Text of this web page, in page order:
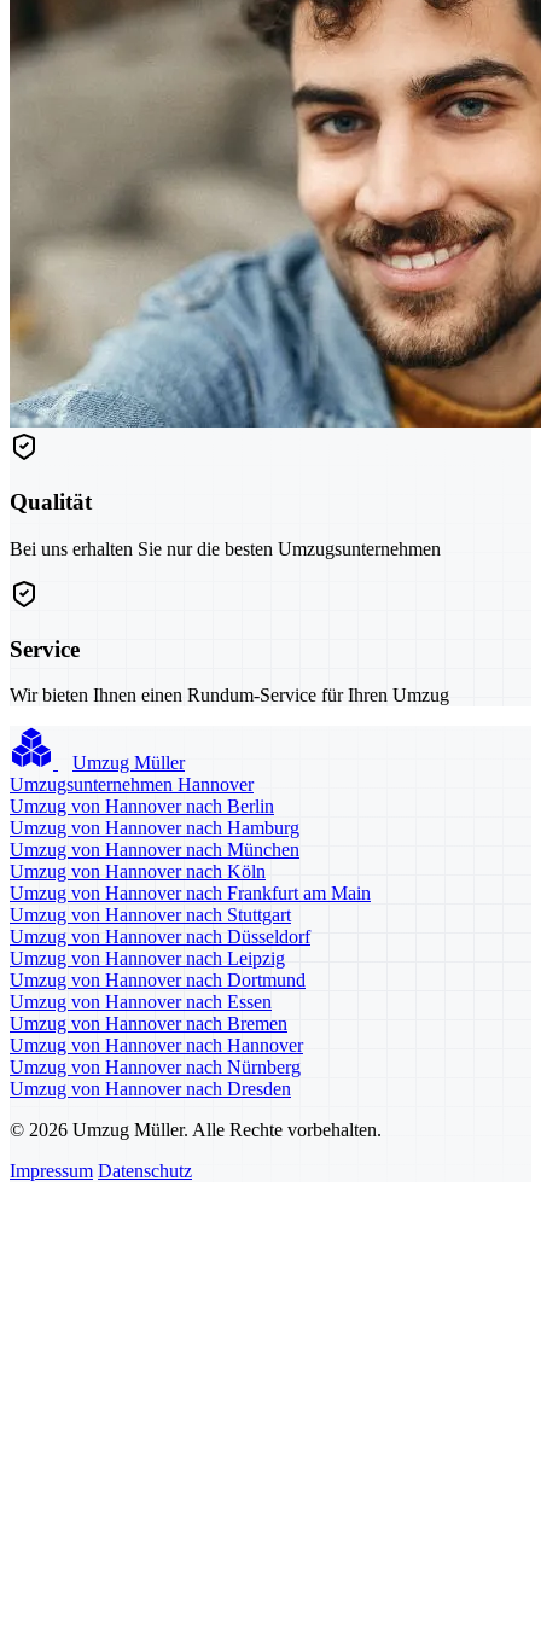
Qualität
Bei uns erhalten Sie nur die besten Umzugsunternehmen
Service
Wir bieten Ihnen einen Rundum-Service für Ihren Umzug
Umzug Müller
Umzugsunternehmen Hannover
Umzug von Hannover nach Berlin
Umzug von Hannover nach Hamburg
Umzug von Hannover nach München
Umzug von Hannover nach Köln
Umzug von Hannover nach Frankfurt am Main
Umzug von Hannover nach Stuttgart
Umzug von Hannover nach Düsseldorf
Umzug von Hannover nach Leipzig
Umzug von Hannover nach Dortmund
Umzug von Hannover nach Essen
Umzug von Hannover nach Bremen
Umzug von Hannover nach Hannover
Umzug von Hannover nach Nürnberg
Umzug von Hannover nach Dresden
© 2026 Umzug Müller. Alle Rechte vorbehalten.
Impressum Datenschutz